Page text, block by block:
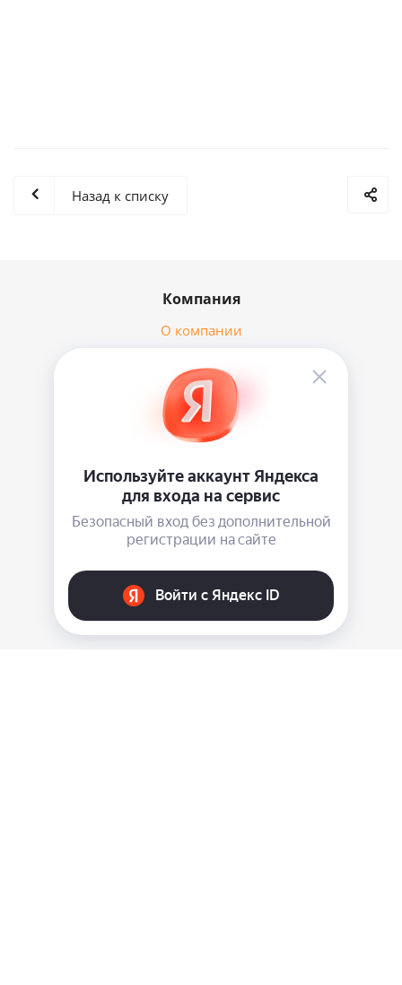
Назад к списку
Компания
О компании
Политика
Информация
Гарантия на товар
Вопросы и Ответы
Помощь
Скидка 500 рублей за подписку!